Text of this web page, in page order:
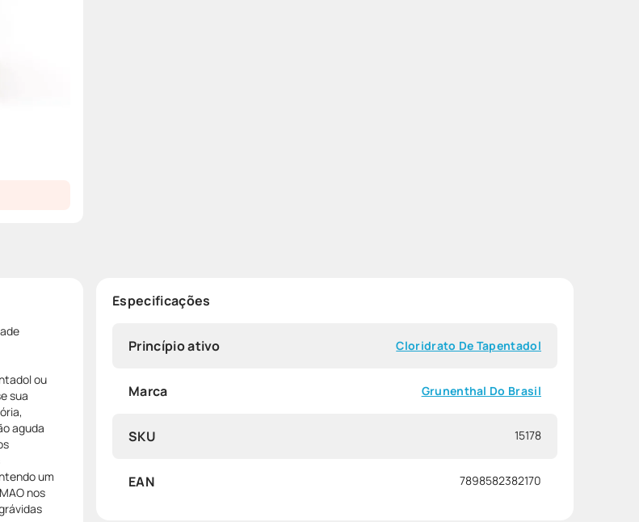
ou
sua
aguda
um
nos
Especificações
Princípio ativo Cloridrato De Tapentadol
Marca Grunenthal Do Brasil
SKU 15178
EAN 7898582382170